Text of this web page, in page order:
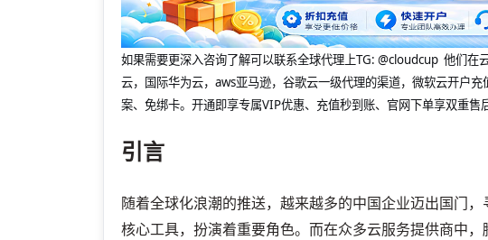
如果需要更深入咨询了解可以联系全球代理上TG: @cloudcup 他们在
云，国际华为云，aws亚马逊，谷歌云一级代理的渠道，微软云开户
案、免绑卡。开通即享专属VIP优惠、充值秒到账、官网下单享双重售
引言
随着全球化浪潮的推送，越来越多的中国企业迈出国门
核心工具，扮演着重要角色。而在众多云服务提供商中